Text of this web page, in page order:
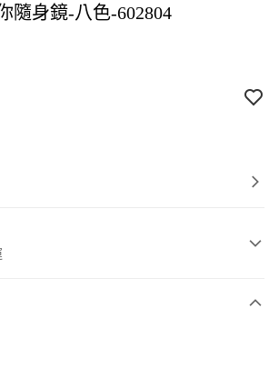
隨身鏡-八色-602804